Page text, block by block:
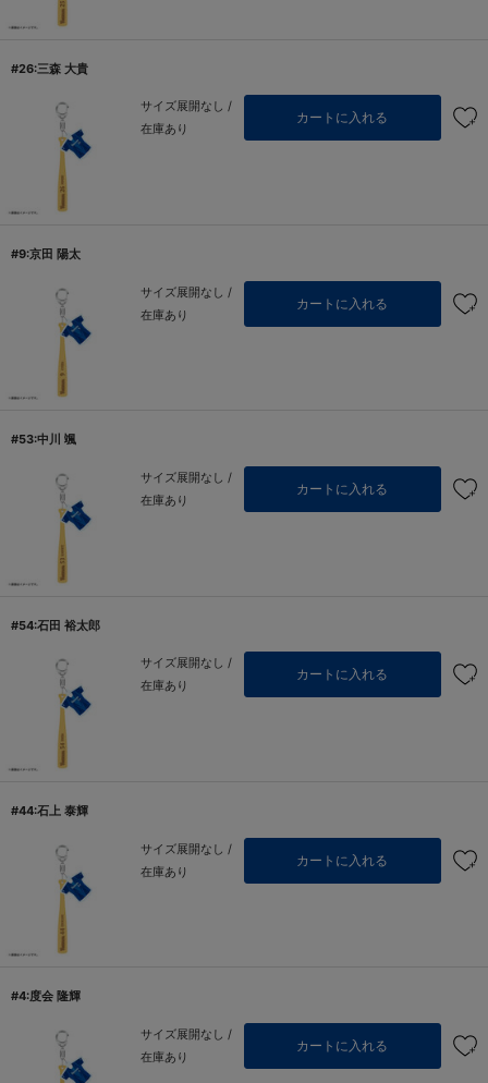
#26:三森 大貴
サイズ展開なし /
在庫あり
カートに入れる
#9:京田 陽太
サイズ展開なし /
在庫あり
カートに入れる
#53:中川 颯
サイズ展開なし /
在庫あり
カートに入れる
#54:石田 裕太郎
サイズ展開なし /
在庫あり
カートに入れる
#44:石上 泰輝
サイズ展開なし /
在庫あり
カートに入れる
#4:度会 隆輝
サイズ展開なし /
在庫あり
カートに入れる